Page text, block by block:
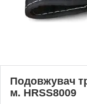
Подовжувач
м. HRSS8009